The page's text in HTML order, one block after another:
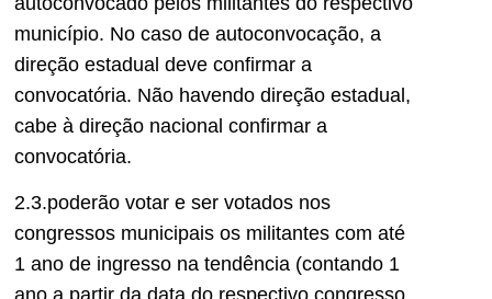
município. No caso de autoconvocação, a
direção estadual deve confirmar a
convocatória. Não havendo direção estadual,
cabe à direção nacional confirmar a
convocatória.
2.3.poderão votar e ser votados nos
congressos municipais os militantes com até
1 ano de ingresso na tendência (contando 1